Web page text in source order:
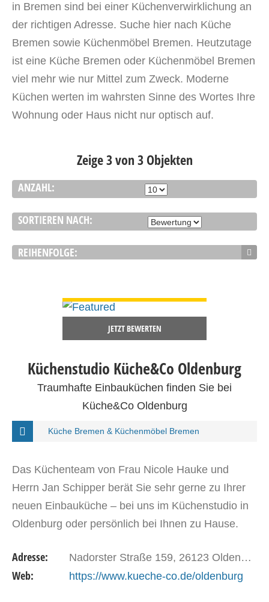
in Bremen sind bei einer Küchenverwirklichung an
der richtigen Adresse. Suche hier nach Küche
Bremen sowie Küchenmöbel Bremen. Heutzutage
ist eine Küche Bremen oder Küchenmöbel Bremen
viel mehr wie nur Mittel zum Zweck. Moderne
Küchen werten im wahrsten Sinne des Wortes Ihre
Wohnung oder Haus nicht nur optisch auf.
Zeige 3 von 3 Objekten
ANZAHL:
SORTIEREN NACH:
REIHENFOLGE:
JETZT BEWERTEN
Küchenstudio Küche&Co Oldenburg
Traumhafte Einbauküchen finden Sie bei
Küche&Co Oldenburg
Küche Bremen & Küchenmöbel Bremen
Das Küchenteam von Frau Nicole Hauke und
Herrn Jan Schipper berät Sie sehr gerne zu Ihrer
neuen Einbauküche – bei uns im Küchenstudio in
Oldenburg oder persönlich bei Ihnen zu Hause.
der Nadorster…
Adresse: Nadorster Straße 159, 26123 Oldenburg
Web: https://www.kueche-co.de/oldenburg